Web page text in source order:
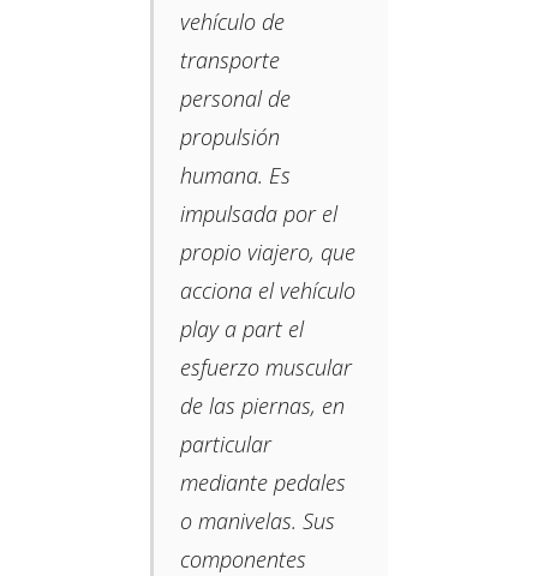
vehículo de
transporte
personal de
propulsión
humana. Es
impulsada por el
propio viajero, que
acciona el vehículo
play a part el
esfuerzo muscular
de las piernas, en
particular
mediante pedales
o manivelas.​ Sus
componentes